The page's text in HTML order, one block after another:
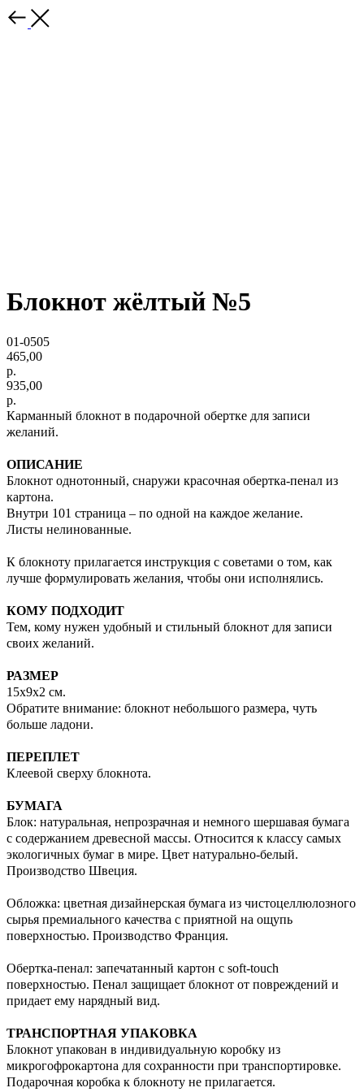
Блокнот жёлтый №5
01-0505
465,00
р.
935,00
р.
Карманный блокнот в подарочной обертке для записи
желаний.
ОПИСАНИЕ
Блокнот однотонный, снаружи красочная обертка-пенал из
картона.
Внутри 101 страница – по одной на каждое желание.
Листы нелинованные.
К блокноту прилагается инструкция с советами о том, как
лучше формулировать желания, чтобы они исполнялись.
КОМУ ПОДХОДИТ
Тем, кому нужен удобный и стильный блокнот для записи
своих желаний.
РАЗМЕР
15х9х2 см.
Обратите внимание: блокнот небольшого размера, чуть
больше ладони.
ПЕРЕПЛЕТ
Клеевой сверху блокнота.
БУМАГА
Блок: натуральная, непрозрачная и немного шершавая бумага
с содержанием древесной массы. Относится к классу самых
экологичных бумаг в мире. Цвет натурально-белый.
Производство Швеция.
Обложка: цветная дизайнерская бумага из чистоцеллюлозного
сырья премиального качества с приятной на ощупь
поверхностью. Производство Франция.
Обертка-пенал: запечатанный картон с soft-touch
поверхностью. Пенал защищает блокнот от повреждений и
придает ему нарядный вид.
ТРАНСПОРТНАЯ УПАКОВКА
Блокнот упакован в индивидуальную коробку из
микрогофрокартона для сохранности при транспортировке.
Подарочная коробка к блокноту не прилагается.